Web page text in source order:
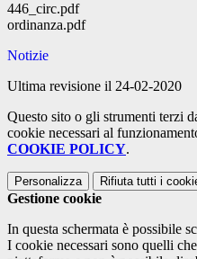
446_circ.pdf
ordinanza.pdf
Notizie
Ultima revisione il 24-02-2020
Questo sito o gli strumenti terzi
cookie necessari al
COOKIE POLICY.
Personalizza Rifiuta tutti i
Gestione cookie
In questa schermata è possibile
I cookie necessari sono quelli